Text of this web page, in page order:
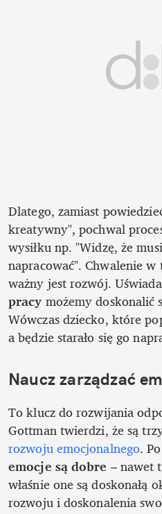
Dlatego, zamiast
kreatywny", pochwal
wysiłku np. "Widzę, że
napracować". Chwalenie
ważny jest rozwój.
pracy możemy doskonalić
Wówczas dziecko, które
a będzie starało się go
Naucz zarządzać
To klucz do rozwijania
rozwoju emocjonalnego.
emocje są dobre – nawet
właśnie one są doskonałą
rozwoju i doskonalenia